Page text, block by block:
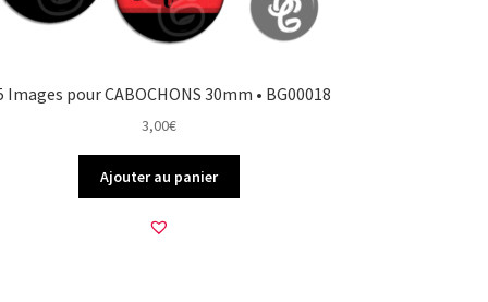
Images pour CABOCHONS 30mm • BG00018
3,00€
Ajouter au panier